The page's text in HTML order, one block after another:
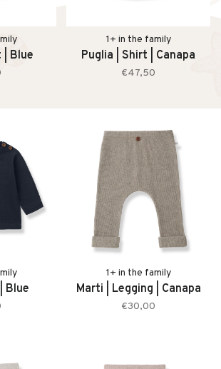
| Blue
1+ in the family
Puglia | Shirt | Canapa
€47,50
Blue
1+ in the family
Marti | Legging | Canapa
€30,00